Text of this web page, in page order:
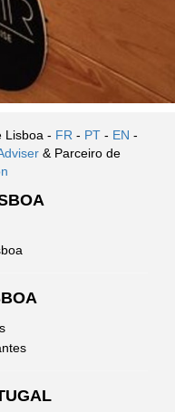
Lisboa - FR - PT - EN -
& Parceiro de